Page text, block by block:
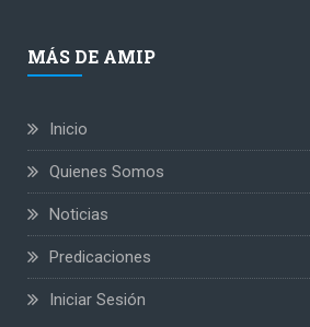
MÁS DE AMIP
Inicio
Quienes Somos
Noticias
Predicaciones
Iniciar Sesión